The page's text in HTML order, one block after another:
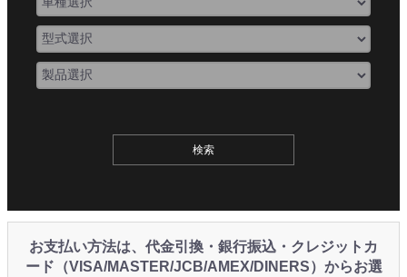
お支払い方法は、代金引換・銀行振込・クレジットカ
ード（VISA/MASTER/JCB/AMEX/DINERS）からお選